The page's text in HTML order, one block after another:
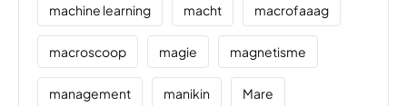
machine learning macht macrofaaag
macroscoop magie magnetisme
management manikin Mare